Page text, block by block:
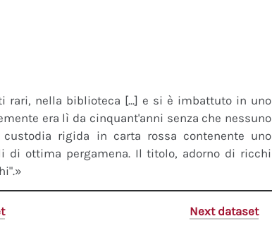
rari, nella biblioteca [...] e si è imbattuto in uno
era lì da cinquant'anni senza che nessuno
rigida in carta rossa contenente uno
di ottima pergamena. Il titolo, adorno di ricchi
Next dataset